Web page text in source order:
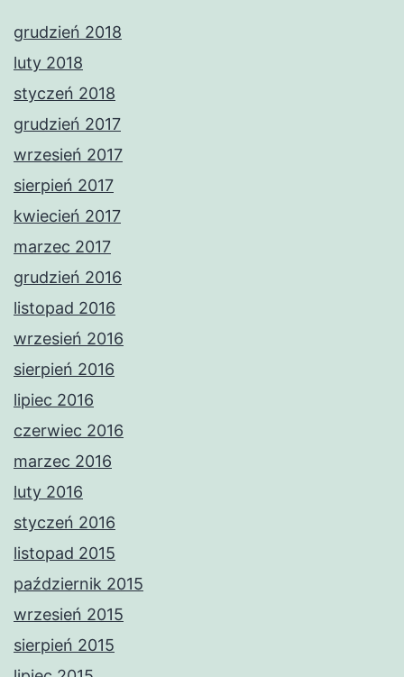
grudzień 2018
luty 2018
styczeń 2018
grudzień 2017
wrzesień 2017
sierpień 2017
kwiecień 2017
marzec 2017
grudzień 2016
listopad 2016
wrzesień 2016
sierpień 2016
lipiec 2016
czerwiec 2016
marzec 2016
luty 2016
styczeń 2016
listopad 2015
październik 2015
wrzesień 2015
sierpień 2015